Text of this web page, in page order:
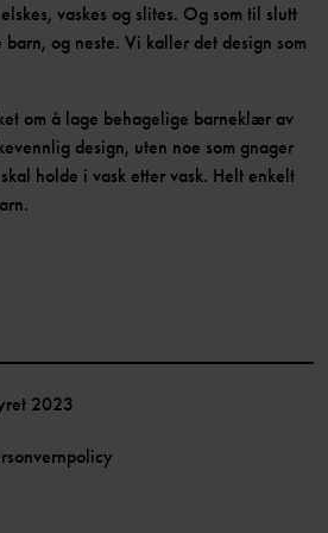
vaskes og slites. Og som til slutt
og neste. Vi kaller det design som
om å lage behagelige barneklær av
design, uten noe som gnager
holde i vask etter vask. Helt enkelt
2023